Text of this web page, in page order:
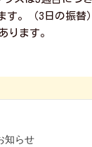
3日の振替）
ます。
知らせ